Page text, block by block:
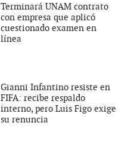
Terminará UNAM contrato
con empresa que aplicó
cuestionado examen en
línea
Gianni Infantino resiste en
FIFA: recibe respaldo
interno, pero Luis Figo exige
su renuncia